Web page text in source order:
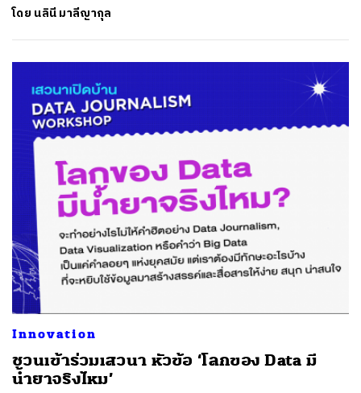
โดย นลินี มาลีญากุล
Innovation
ชวนเข้าร่วมเสวนา หัวข้อ ‘โลกของ Data มี
น้ำยาจริงไหม’